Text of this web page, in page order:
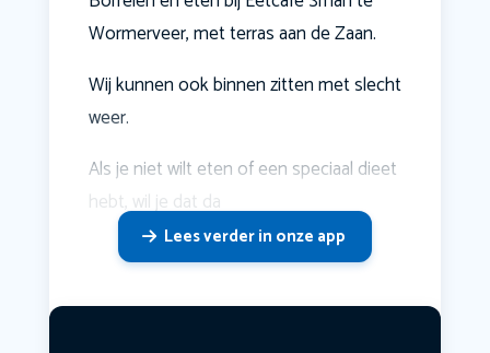
Wormerveer, met terras aan de Zaan.
Wij kunnen ook binnen zitten met slecht
weer.
Als je niet wilt eten of een speciaal dieet
hebt, wil je dat da
Lees verder in onze app